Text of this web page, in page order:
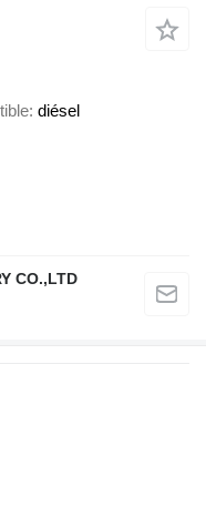
diésel
CO.,LTD